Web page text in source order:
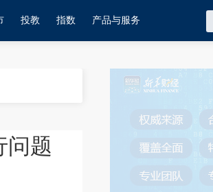
投教 指数 产品与服务
问题